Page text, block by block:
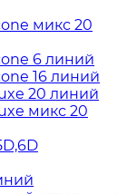
микс 20
6 линий
16 линий
20 линий
микс 20